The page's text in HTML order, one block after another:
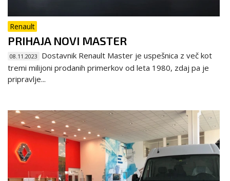
Renault
PRIHAJA NOVI MASTER
08.11.2023
Dostavnik Renault Master je uspešnica z več kot
tremi milijoni prodanih primerkov od leta 1980, zdaj pa je
pripravlje...